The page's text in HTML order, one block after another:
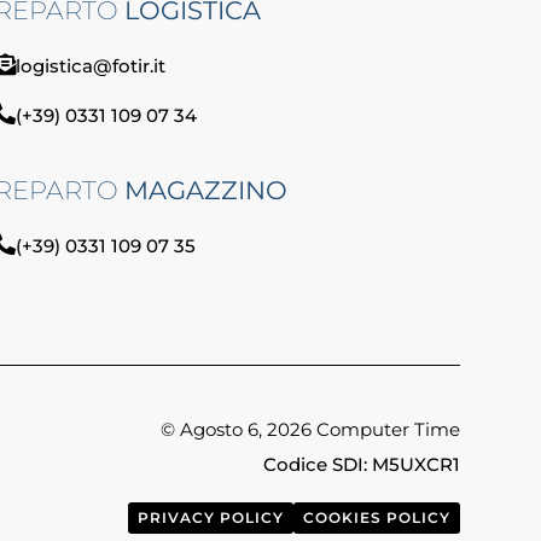
LOGISTICA
logistica@fotir.it
(+39) 0331 109 07 34
MAGAZZINO
(+39) 0331 109 07 35
© Agosto 6, 2026 Computer Time
Codice SDI: M5UXCR1
PRIVACY POLICY COOKIES POLICY